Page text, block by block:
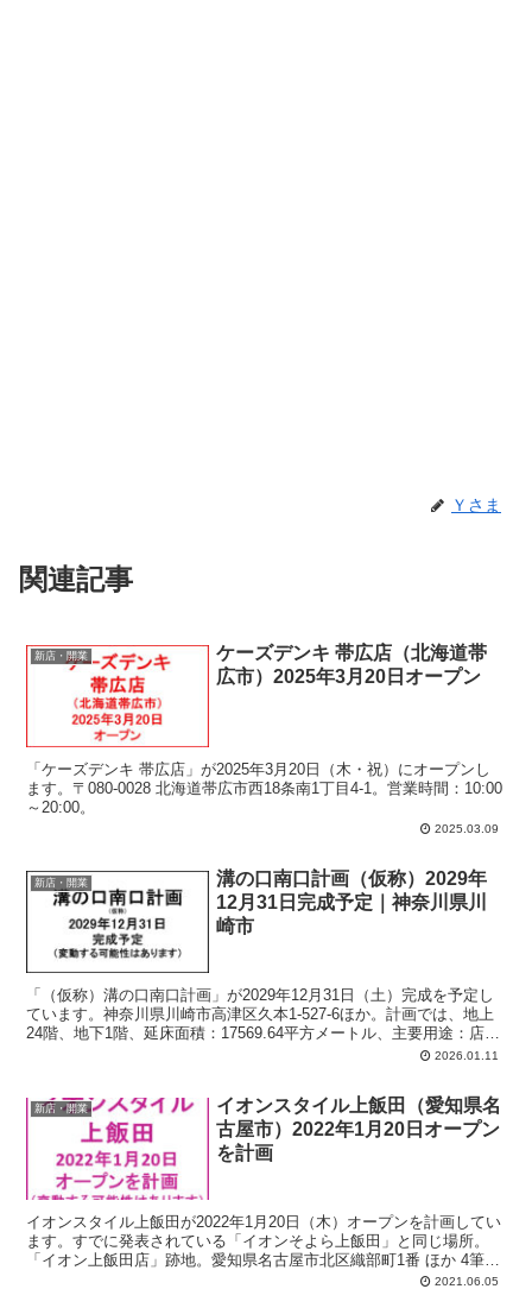
Ｙさま
関連記事
新店・開業
ケーズデンキ 帯広店（北海道帯
広市）2025年3月20日オープン
「ケーズデンキ 帯広店」が2025年3月20日（木・祝）にオープンし
ます。〒080-0028 北海道帯広市西18条南1丁目4-1。営業時間：10:00
～20:00。
2025.03.09
新店・開業
溝の口南口計画（仮称）2029年
12月31日完成予定｜神奈川県川
崎市
「（仮称）溝の口南口計画」が2029年12月31日（土）完成を予定し
ています。神奈川県川崎市高津区久本1-527-6ほか。計画では、地上
24階、地下1階、延床面積：17569.64平方メートル、主要用途：店
2026.01.11
新店・開業
イオンスタイル上飯田（愛知県名
古屋市）2022年1月20日オープン
を計画
イオンスタイル上飯田が2022年1月20日（木）オープンを計画してい
ます。すでに発表されている「イオンそよら上飯田」と同じ場所。
「イオン上飯田店」跡地。愛知県名古屋市北区織部町1番 ほか 4筆。
計画では、店舗面積：4,966平方メートル、駐車場：307台、駐輪
2021.06.05